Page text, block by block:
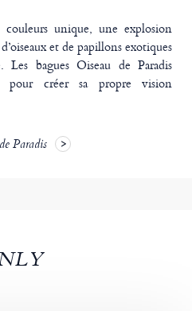
unique, une explosion
et de papillons exotiques
bagues Oiseau de Paradis
pour créer sa propre vision
Paradis